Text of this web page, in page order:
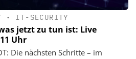
• IT-SECURITY
jetzt zu tun ist: Live
Uhr
Die nächsten Schritte – im